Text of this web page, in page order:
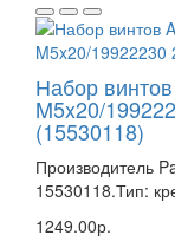
Набор
M5x20/
(15530118)
Производитель
15530118.Тип:
1249.00р.